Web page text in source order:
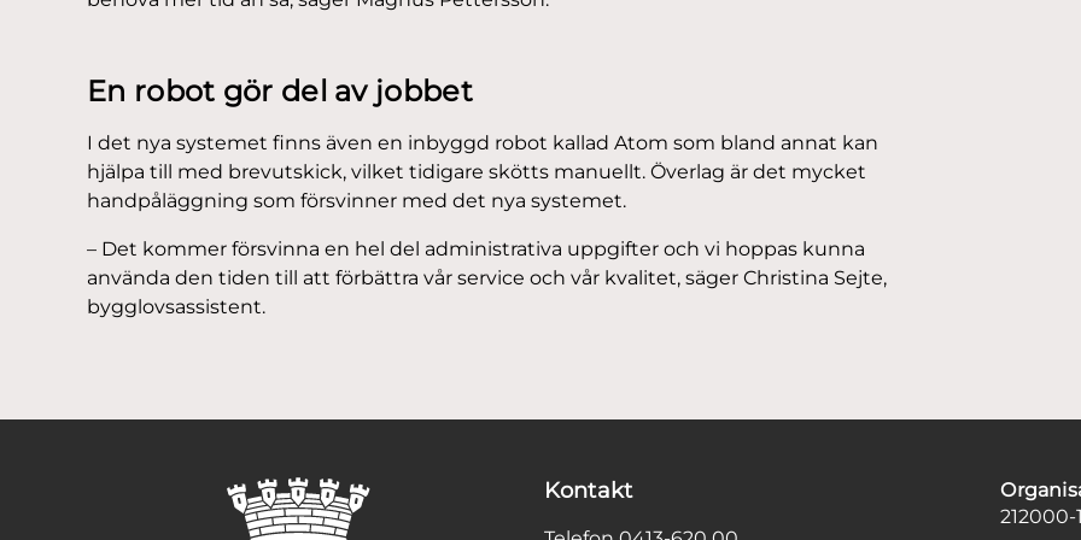
En robot gör del av jobbet
I det nya systemet finns även en inbyggd robot kallad Atom som bland annat kan
hjälpa till med brevutskick, vilket tidigare skötts manuellt. Överlag är det mycket
handpåläggning som försvinner med det nya systemet.
– Det kommer försvinna en hel del administrativa uppgifter och vi hoppas kunna
använda den tiden till att förbättra vår service och vår kvalitet, säger Christina Sejte,
bygglovsassistent.
Kontakt
212000-